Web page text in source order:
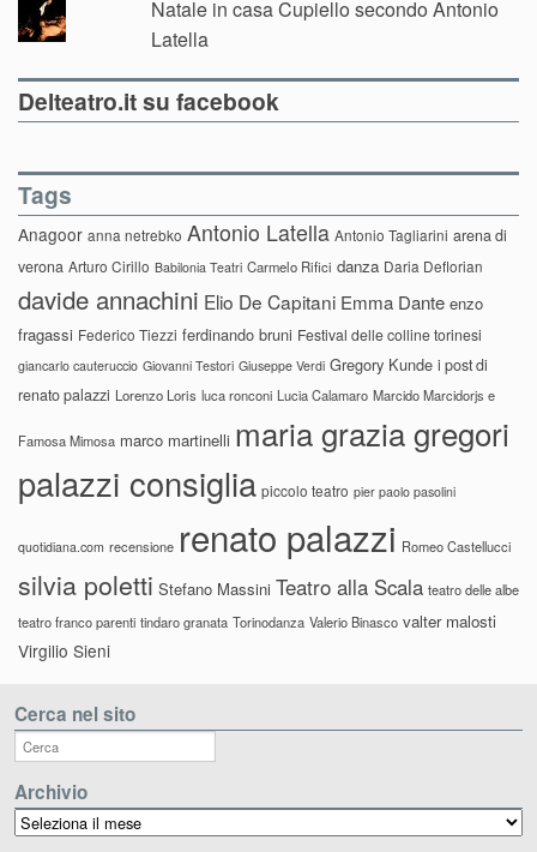
Natale in casa Cupiello secondo Antonio
Latella
Delteatro.it su facebook
Tags
Anagoor anna netrebko Antonio Latella Antonio Tagliarini arena di
verona Arturo Cirillo Babilonia Teatri Carmelo Rifici danza Daria Deflorian
davide annachini Elio De Capitani Emma Dante enzo
fragassi Federico Tiezzi ferdinando bruni Festival delle colline torinesi
giancarlo cauteruccio Giovanni Testori Giuseppe Verdi Gregory Kunde i post di
renato palazzi Lorenzo Loris luca ronconi Lucia Calamaro Marcido Marcidorjs e
Famosa Mimosa marco martinelli maria grazia gregori
palazzi consiglia piccolo teatro pier paolo pasolini
quotidiana.com recensione renato palazzi Romeo Castellucci
silvia poletti Stefano Massini Teatro alla Scala teatro delle albe
teatro franco parenti tindaro granata Torinodanza Valerio Binasco valter malosti
Virgilio Sieni
Cerca nel sito
Archivio
Archivio